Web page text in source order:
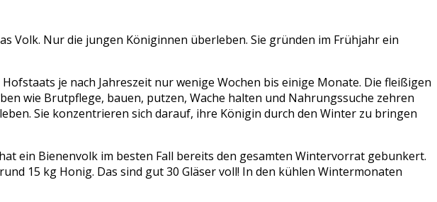
Volk. Nur die jungen Königinnen überleben. Sie gründen im Frühjahr ein
je nach Jahreszeit nur wenige Wochen bis einige Monate. Die fleißigen
wie Brutpflege, bauen, putzen, Wache halten und Nahrungssuche zehren
Sie konzentrieren sich darauf, ihre Königin durch den Winter zu bringen
ein Bienenvolk im besten Fall bereits den gesamten Wintervorrat gebunkert.
15 kg Honig. Das sind gut 30 Gläser voll! In den kühlen Wintermonaten